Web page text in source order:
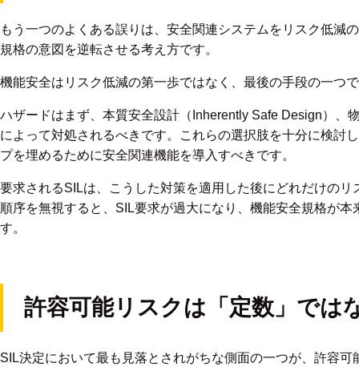
もう一つのよくある誤りは、安全関連システムをリスク低減
規格の意図を逆転させる考え方です。
機能安全はリスク低減の第一歩ではなく、最後の手段の一つ
ハザードはまず、本質安全設計（Inherently Safe Design）、
によって対処されるべきです。これらの選択肢を十分に検討
プを埋めるために安全関連機能を導入すべきです。
要求されるSILは、こうした対策を適用した後にどれだけの
順序を無視すると、SIL要求が過大になり、機能安全規格が
す。
許容可能リスクは「定数」では
SIL決定において最も見落とされがちな側面の一つが、許容